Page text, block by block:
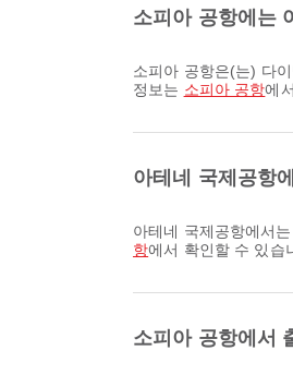
소피아 공항에는
소피아 공항은(는) 다이닝, 은행 서비스/ATM, 셔틀버스을 비롯해 다양한 편의시설을 제공하여 여행 경험을 더욱 편안하게 만들어줍니다. 시설 및 터미널 배치도에 대한 자세한
정보는 소피아 공항에
아테네 국제공항
아테네 국제공항에
항에서 확인할 수 있습
소피아 공항에서